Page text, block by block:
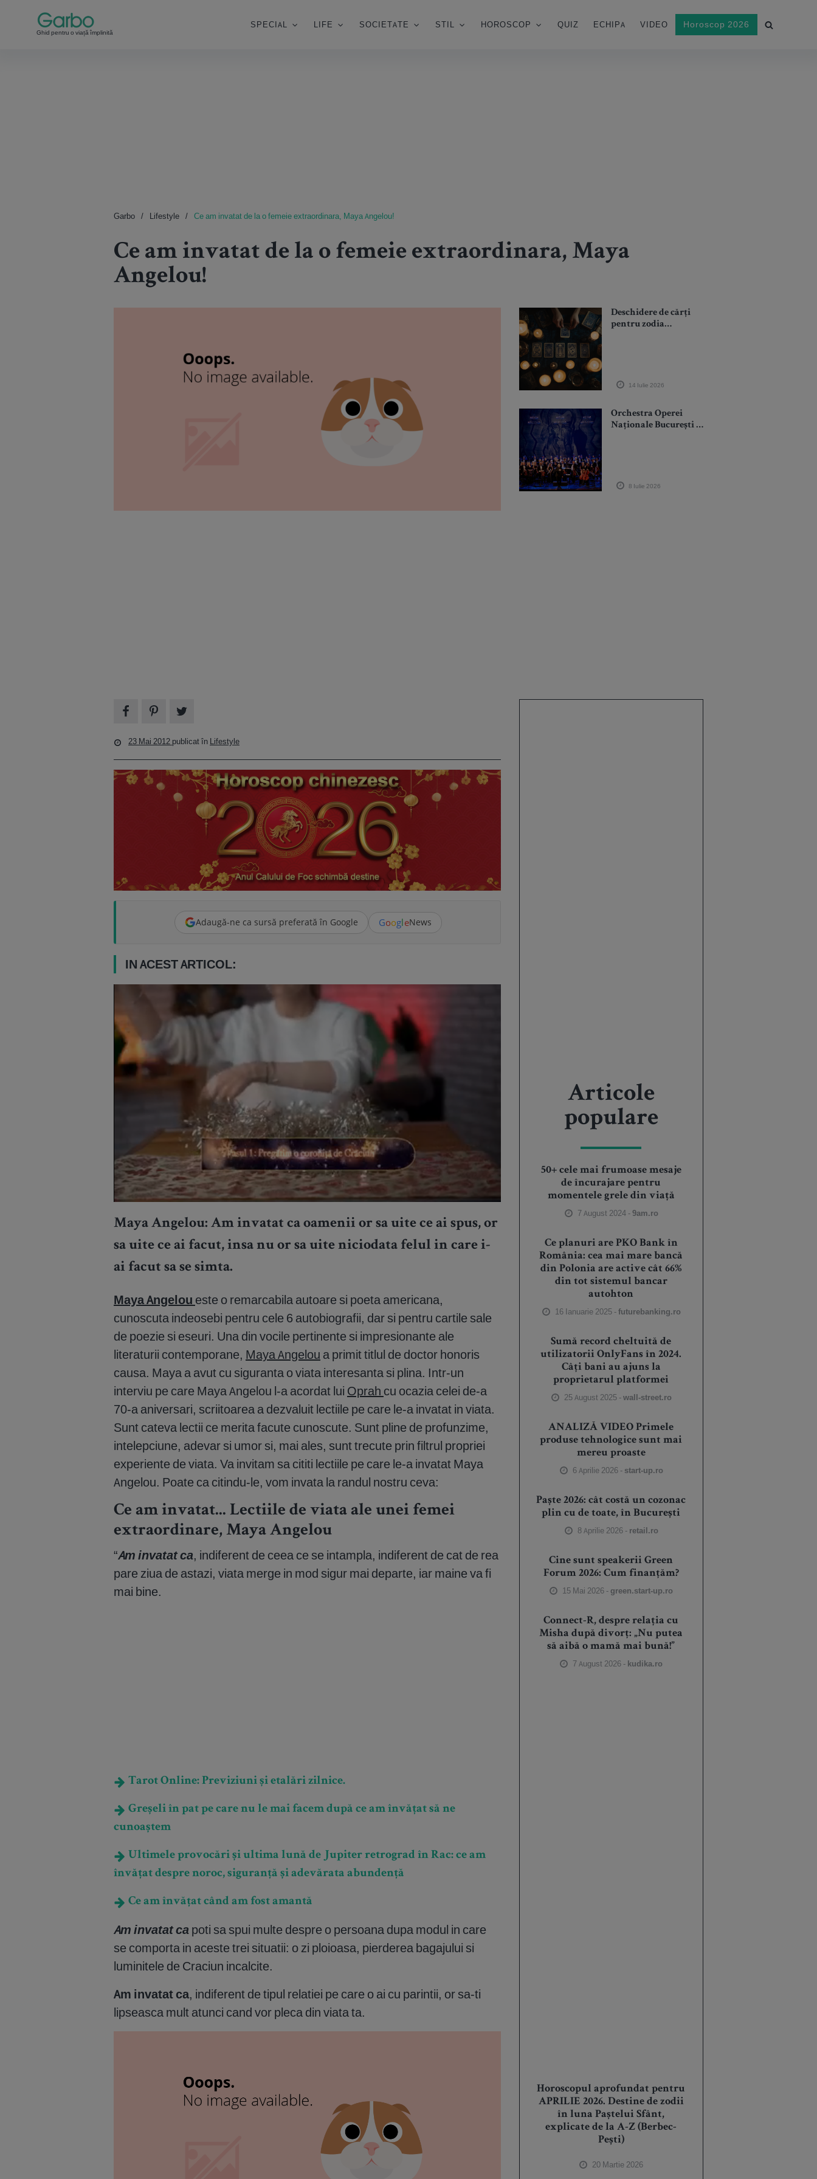
Ghid pentru o viață împlinită
SPECIAL LIFE SOCIETATE STIL HOROSCOP QUIZ ECHIPA VIDEO Horoscop 2026
Garbo Lifestyle Ce am invatat de la o femeie extraordinara, Maya Angelou!
Ce am invatat de la o femeie extraordinara, Maya
Angelou!
Deschidere de cărți
pentru zodia
14 Iulie 2026
Orchestra Operei
Naționale București și
8 Iulie 2026
23 Mai 2012 publicat în Lifestyle
Adaugă-ne ca sursă preferată în Google GoogleNews
IN ACEST ARTICOL:
Maya Angelou: Am invatat ca oamenii or sa uite ce ai spus, or
sa uite ce ai facut, insa nu or sa uite niciodata felul in care i-
ai facut sa se simta.
Maya Angelou este o remarcabila autoare si poeta americana,
cunoscuta indeosebi pentru cele 6 autobiografii, dar si pentru cartile sale
de poezie si eseuri. Una din vocile pertinente si impresionante ale
literaturii contemporane, Maya Angelou a primit titlul de doctor honoris
causa. Maya a avut cu siguranta o viata interesanta si plina. Intr-un
interviu pe care Maya Angelou l-a acordat lui Oprah cu ocazia celei de-a
70-a aniversari, scriitoarea a dezvaluit lectiile pe care le-a invatat in viata.
Sunt cateva lectii ce merita facute cunoscute. Sunt pline de profunzime,
intelepciune, adevar si umor si, mai ales, sunt trecute prin filtrul propriei
experiente de viata. Va invitam sa cititi lectiile pe care le-a invatat Maya
Angelou. Poate ca citindu-le, vom invata la randul nostru ceva:
Ce am invatat... Lectiile de viata ale unei femei
extraordinare, Maya Angelou
“Am invatat ca, indiferent de ceea ce se intampla, indiferent de cat de rea
pare ziua de astazi, viata merge in mod sigur mai departe, iar maine va fi
mai bine.
Tarot Online: Previziuni și etalări zilnice.
Greșeli în pat pe care nu le mai facem după ce am învățat să ne
cunoaștem
Ultimele provocări și ultima lună de Jupiter retrograd în Rac: ce am
învățat despre noroc, siguranță și adevărata abundență
Ce am învățat când am fost amantă
Am invatat ca poti sa spui multe despre o persoana dupa modul in care
se comporta in aceste trei situatii: o zi ploioasa, pierderea bagajului si
luminitele de Craciun incalcite.
Am invatat ca, indiferent de tipul relatiei pe care o ai cu parintii, or sa-ti
lipseasca mult atunci cand vor pleca din viata ta.
Articole
populare
50+ cele mai frumoase mesaje
de încurajare pentru
momentele grele din viață
7 August 2024 -9am.ro
Ce planuri are PKO Bank în
România: cea mai mare bancă
din Polonia are active cât 66%
din tot sistemul bancar
autohton
16 Ianuarie 2025 -futurebanking.ro
Sumă record cheltuită de
utilizatorii OnlyFans în 2024.
Câți bani au ajuns la
proprietarul platformei
25 August 2025 -wall-street.ro
ANALIZĂ VIDEO Primele
produse tehnologice sunt mai
mereu proaste
6 Aprilie 2026 - start-up.ro
Paște 2026: cât costă un cozonac
plin cu de toate, în București
8 Aprilie 2026 - retail.ro
Cine sunt speakerii Green
Forum 2026: Cum finanțăm?
15 Mai 2026 - green.start-up.ro
Connect-R, despre relația cu
Misha după divorț: „Nu putea
să aibă o mamă mai bună!”
7 August 2026 - kudika.ro
Horoscopul aprofundat pentru
APRILIE 2026. Destine de zodii
în luna Paștelui Sfânt,
explicate de la A-Z (Berbec-
Pești)
20 Martie 2026